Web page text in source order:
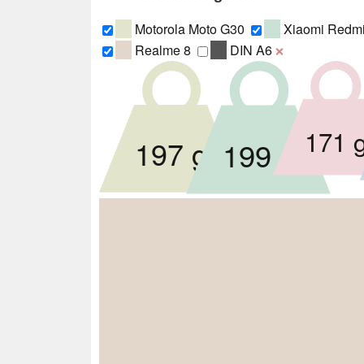
Motorola Moto G30 Xiaomi
Realme 8
DIN A6 ❌
197 g 199 g 171